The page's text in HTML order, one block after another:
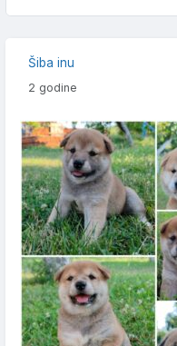
Šiba inu
2 godine